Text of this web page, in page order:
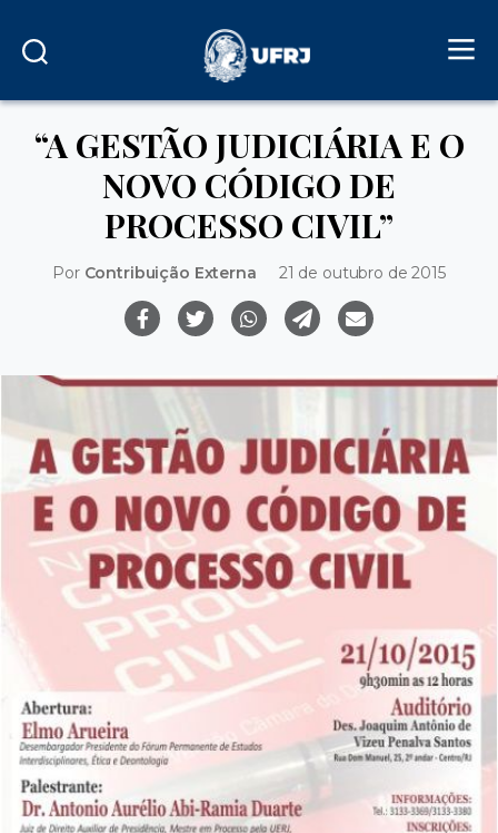
“A GESTÃO JUDICIÁRIA E O
NOVO CÓDIGO DE
PROCESSO CIVIL”
Por Contribuição Externa 21 de outubro de 2015